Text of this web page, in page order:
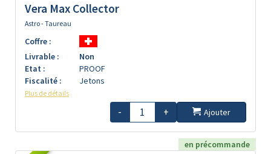
Vera Max Collector
Astro - Taureau
Coffre :
Livrable :
Non
Etat :
PROOF
Fiscalité :
Jetons
Plus de détails
- + Ajouter
en précommande